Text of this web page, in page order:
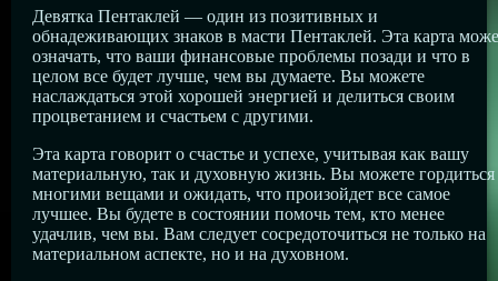
Девятка Пентаклей — один из позитивных и
обнадеживающих знаков в масти Пентаклей. Эта карта
означать, что ваши финансовые проблемы позади и что в
целом все будет лучше, чем вы думаете. Вы можете
наслаждаться этой хорошей энергией и делиться своим
процветанием и счастьем с другими.
Эта карта говорит о счастье и успехе, учитывая как вашу
материальную, так и духовную жизнь. Вы можете гордиться
многими вещами и ожидать, что произойдет все самое
лучшее. Вы будете в состоянии помочь тем, кто менее
удачлив, чем вы. Вам следует сосредоточиться не только на
материальном аспекте, но и на духовном.